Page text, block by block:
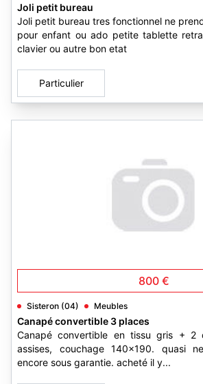
Joli petit bureau
Joli petit bureau tres fonctionnel ne
pour enfant ou ado petite tablette
clavier ou autre bon etat
Particulier
800 €
Sisteron (04) Meubles
Canapé convertible 3 places
Canapé convertible en tissu gris + 2
assises, couchage 140x190. quasi
encore sous garantie. acheté il y...